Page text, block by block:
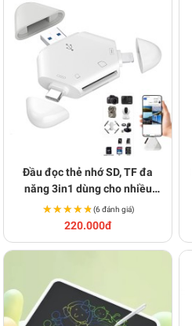
Đầu đọc thẻ nhớ SD, TF đa
năng 3in1 dùng cho nhiều
thiết bị BA755
★★★★★
★★★★★(6 đánh giá)
220.000đ